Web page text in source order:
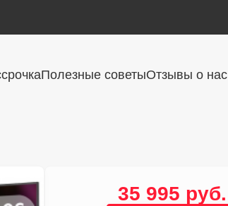
Полезные советыОтзывы о нас
35 995 руб.